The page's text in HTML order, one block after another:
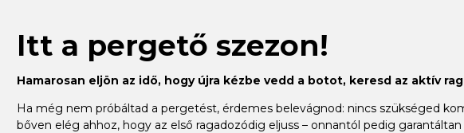
Itt a pergető szezon!
Hamarosan eljön az idő, hogy újra kézbe vedd a botot, keresd az aktív
Ha még nem próbáltad a pergetést, érdemes belevágnod: nincs szükséged
bőven elég ahhoz, hogy az első ragadozódig eljuss – onnantól pedig